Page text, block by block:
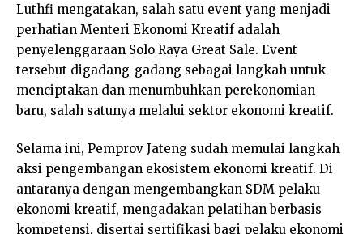
Luthfi mengatakan, salah satu event yang menjadi
perhatian Menteri Ekonomi Kreatif adalah
penyelenggaraan Solo Raya Great Sale. Event
tersebut digadang-gadang sebagai langkah untuk
menciptakan dan menumbuhkan perekonomian
baru, salah satunya melalui sektor ekonomi kreatif.
Selama ini, Pemprov Jateng sudah memulai langkah
aksi pengembangan ekosistem ekonomi kreatif. Di
antaranya dengan mengembangkan SDM pelaku
ekonomi kreatif, mengadakan pelatihan berbasis
kompetensi, disertai sertifikasi bagi pelaku ekonomi